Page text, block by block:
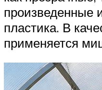
произведенные
пластика. В
применяется